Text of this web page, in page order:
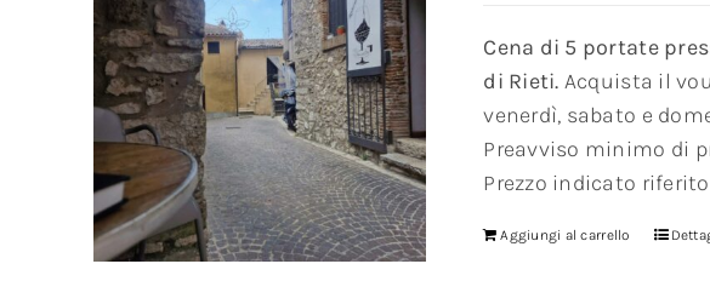
Cena di 5 portate
di Rieti. Acquista il
venerdì, sabato e
Preavviso minimo di
Prezzo indicato
Aggiungi al carrello